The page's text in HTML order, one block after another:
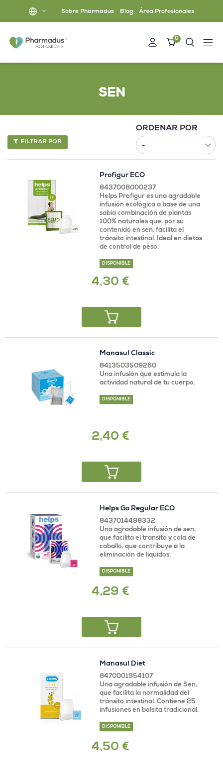
Sobre Pharmadus Blog Área Profesionales
0
SEN
ORDENAR POR
FILTRAR POR
Profigur ECO
8437008000237
Helps Profigur es una agradable
infusión ecológica a base de una
sabia combinación de plantas
100% naturales que, por su
contenido en sen, facilita el
tránsito intestinal. Ideal en dietas
de control de peso.
DISPONIBLE
4,30 €
Manasul Classic
8413503509260
Una infusión que estimula la
actividad natural de tu cuerpo.
DISPONIBLE
2,40 €
Helps Go Regular ECO
8437014498332
Una agradable infusión de sen,
que facilita el transito y cola de
caballo, que contribuye a la
eliminación de líquidos.
DISPONIBLE
4,29 €
Manasul Diet
8470001954107
Una agradable infusión de Sen,
que facilita la normalidad del
tránsito intestinal. Contiene 25
infusiones en bolsita tradicional.
DISPONIBLE
4,50 €